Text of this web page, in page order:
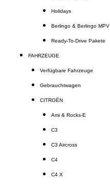
Holidays
Berlingo & Berlingo MPV
Ready-To-Drive Pakete
FAHRZEUGE
Verfügbare Fahrzeuge
Gebrauchtwagen
CITROËN
Ami & Rocks-E
C3
C3 Aircross
C4
C4 X